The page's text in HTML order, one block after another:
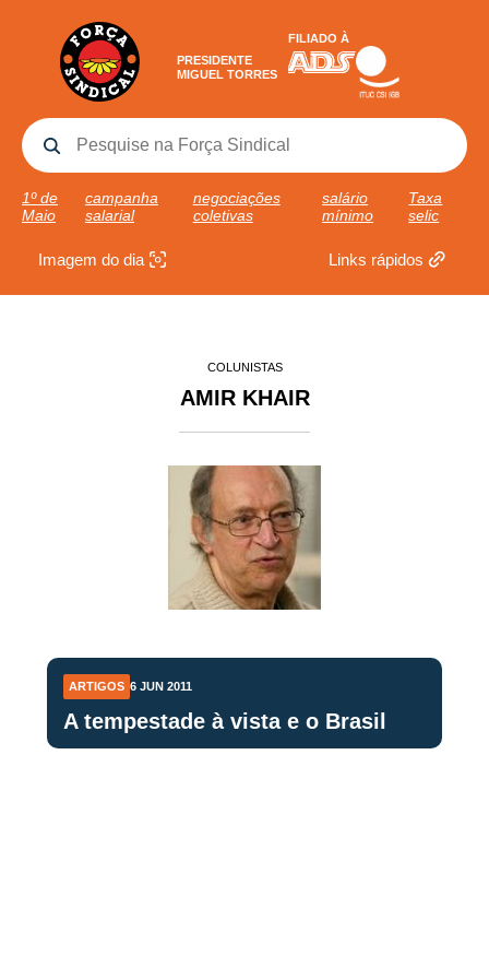
PRESIDENTE
MIGUEL TORRES
FILIADO À
1º de
Maio
campanha
salarial
negociações
coletivas
salário
mínimo
Taxa
selic
Imagem do dia Links rápidos
COLUNISTAS
AMIR KHAIR
ARTIGOS 6 JUN 2011
A tempestade à vista e o Brasil